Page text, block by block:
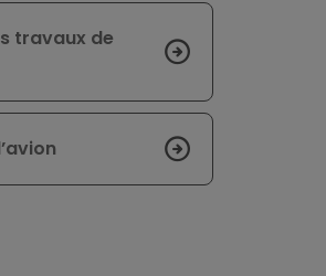
travaux de